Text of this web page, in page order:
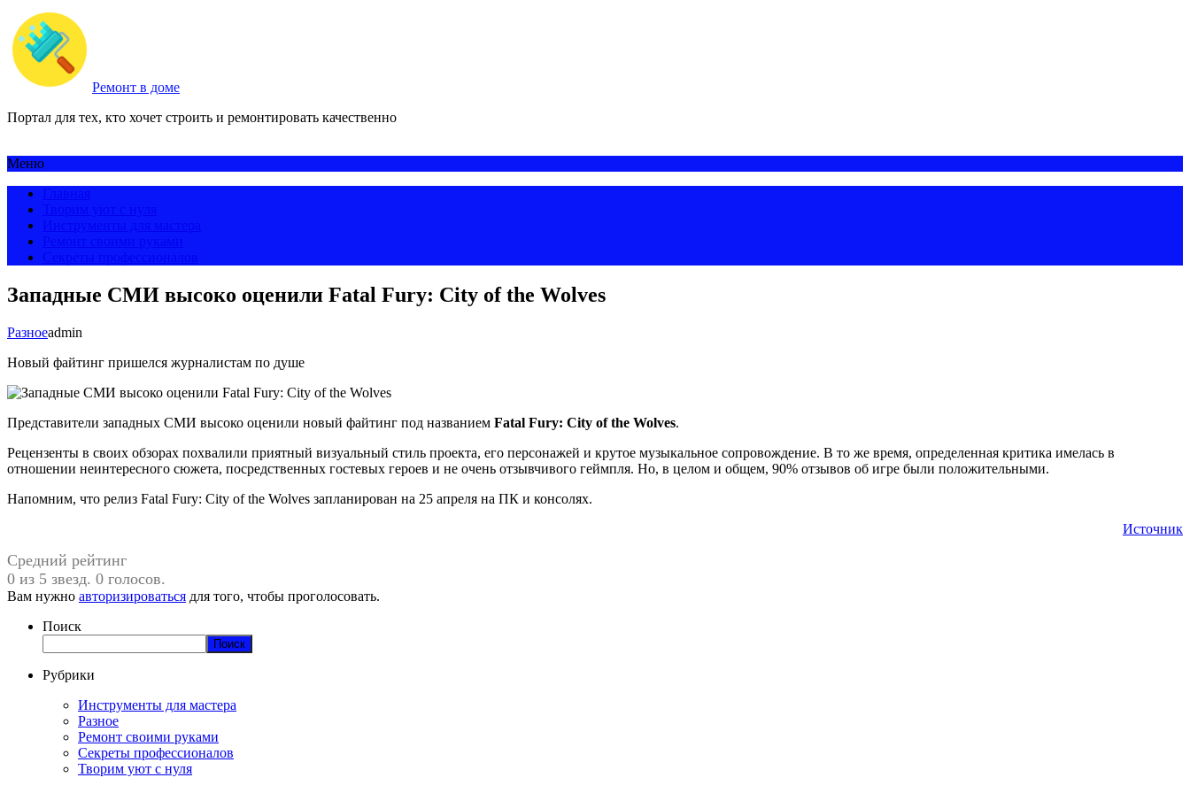
Ремонт в доме
Портал для тех, кто хочет строить и ремонтировать качественно
Меню
Западные СМИ высоко оценили Fatal Fury: City of the Wolves
Разноеadmin
Новый файтинг пришелся журналистам по душе
Представители западных СМИ высоко оценили новый файтинг под названием Fatal Fury: City of the Wolves.
Рецензенты в своих обзорах похвалили приятный визуальный стиль проекта, его персонажей и крутое музыкальное сопровождение. В то же время, определенная критика имелась в
отношении неинтересного сюжета, посредственных гостевых героев и не очень отзывчивого геймпля. Но, в целом и общем, 90% отзывов об игре были положительными.
Напомним, что релиз Fatal Fury: City of the Wolves запланирован на 25 апреля на ПК и консолях.
Источник
Средний рейтинг
0 из 5 звезд. 0 голосов.
Вам нужно авторизироваться для того, чтобы проголосовать.
Поиск
Поиск
Рубрики
Инструменты для мастера
Разное
Ремонт своими руками
Секреты профессионалов
Творим уют с нуля